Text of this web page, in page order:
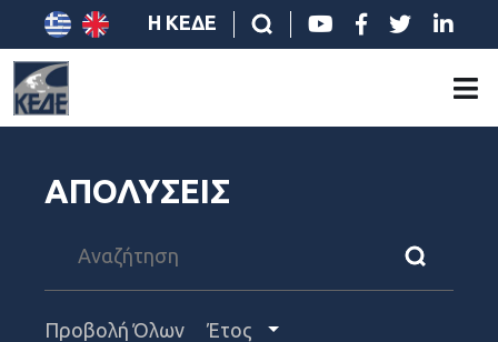
Η ΚΕΔΕ
ΑΠΟΛΥΣΕΙΣ
Προβολή Όλων Έτος